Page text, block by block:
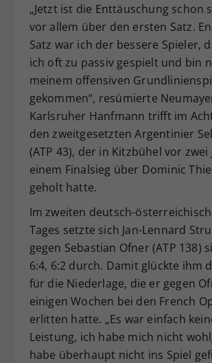
„Jetzt ist die Enttäuschung schon
vor allem über den ersten Satz.
Satz war ich der bessere Spieler,
ich oft zu passiv gespielt und bin
meinem offensiven
gekommen“, resümierte
Karlsruher Hanfmann trifft im
den zweitgesetzten Argentinier
(ATP 43), der in Kitzbühel vor
einem Finalsieg über Dominic
geholt hatte.
Im zweiten deutsch-
Tages setzte sich Jan-Lennard
gegen Sebastian Ofner (ATP 138)
6:4, 6:2 durch. Damit glückte ihm
für die Niederlage, die er gegen
einigen Wochen bei den French
erlitten hatte. „Es war einfach
Leistung, ich habe mich nicht
habe überhaupt nicht ins Spiel